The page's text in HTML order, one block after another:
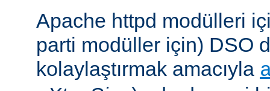
Apache httpd modülleri
parti modüller için) DSO
kolaylaştırmak amacıyla